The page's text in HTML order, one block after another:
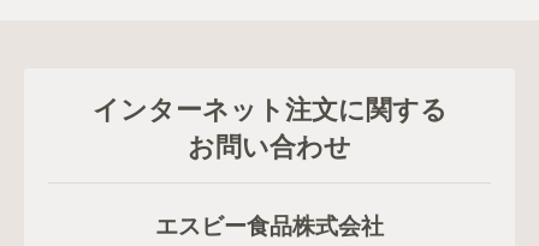
インターネット注文に関する
お問い合わせ
エスビー食品株式会社